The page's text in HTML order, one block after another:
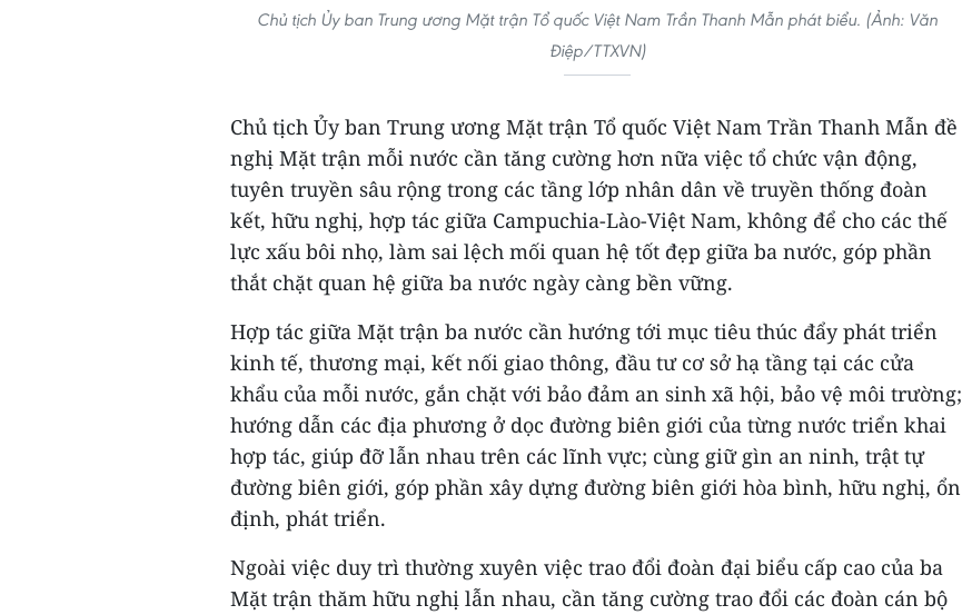
Chủ tịch Ủy ban Trung ương Mặt trận Tổ quốc Việt Nam Trần Thanh Mẫn phát biểu. (Ảnh: Văn
Điệp/TTXVN)
Chủ tịch Ủy ban Trung ương Mặt trận Tổ quốc Việt Nam Trần Thanh Mẫn đề
nghị Mặt trận mỗi nước cần tăng cường hơn nữa việc tổ chức vận động,
tuyên truyền sâu rộng trong các tầng lớp nhân dân về truyền thống đoàn
kết, hữu nghị, hợp tác giữa Campuchia-Lào-Việt Nam, không để cho các thế
lực xấu bôi nhọ, làm sai lệch mối quan hệ tốt đẹp giữa ba nước, góp phần
thắt chặt quan hệ giữa ba nước ngày càng bền vững.
Hợp tác giữa Mặt trận ba nước cần hướng tới mục tiêu thúc đẩy phát triển
kinh tế, thương mại, kết nối giao thông, đầu tư cơ sở hạ tầng tại các cửa
khẩu của mỗi nước, gắn chặt với bảo đảm an sinh xã hội, bảo vệ môi trường;
hướng dẫn các địa phương ở dọc đường biên giới của từng nước triển khai
hợp tác, giúp đỡ lẫn nhau trên các lĩnh vực; cùng giữ gìn an ninh, trật tự
đường biên giới, góp phần xây dựng đường biên giới hòa bình, hữu nghị, ổn
định, phát triển.
Ngoài việc duy trì thường xuyên việc trao đổi đoàn đại biểu cấp cao của ba
Mặt trận thăm hữu nghị lẫn nhau, cần tăng cường trao đổi các đoàn cán bộ